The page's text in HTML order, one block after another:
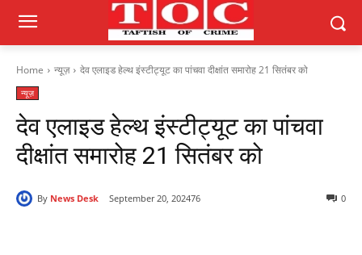
Home न्यूज़ देव एलाइड हेल्थ इंस्टीट्यूट का पांचवा दीक्षांत समारोह 21 सितंबर को
न्यूज़
देव एलाइड हेल्थ इंस्टीट्यूट का पांचवा
दीक्षांत समारोह 21 सितंबर को
By News Desk September 20, 2024 0
76